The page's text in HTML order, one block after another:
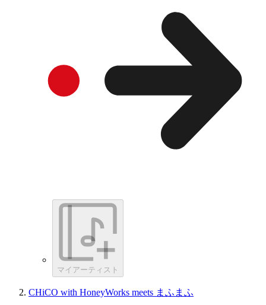
マイアーティスト
CHiCO with HoneyWorks meets まふまふ